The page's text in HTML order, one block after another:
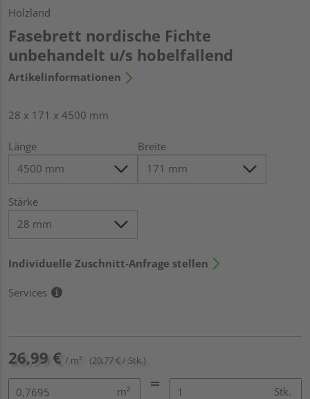
Holzland
Fasebrett nordische Fichte
unbehandelt u/s hobelfallend
Artikelinformationen
28 x 171 x 4500 mm
Länge Breite
Stärke
Individuelle Zuschnitt-Anfrage stellen
Services
26,99 € / m² (20,77 € / Stk.)
m² Stk.